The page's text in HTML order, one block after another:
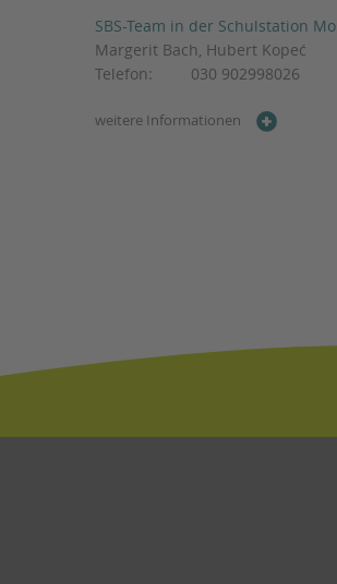
SBS-Team in der Schulstation
Margerit Bach, Hubert Kopeć
Telefon:
030 902998026
weitere Informationen